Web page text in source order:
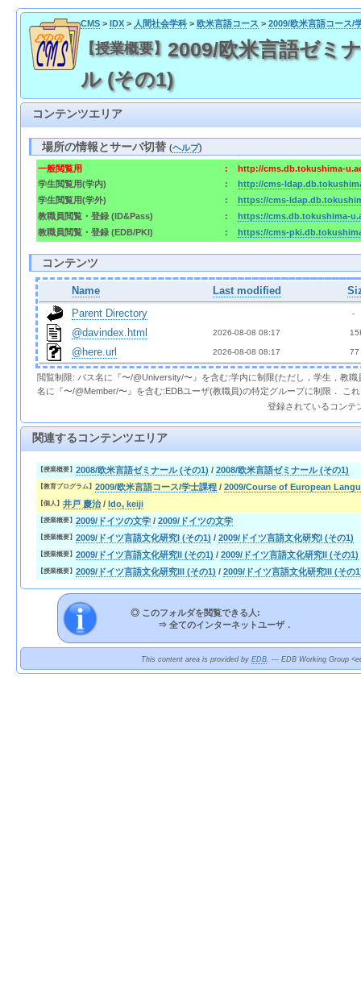
CMS> IDX> 人間社会学科> 欧米言語コース > 2009/欧米言語コース/
【授業概要】 2009/欧米言語ゼミ
ル (その1)
コンテンツエリア
場所の情報とサーバ切替(ヘルプ)
一般閲覧用 :
http://cms.db.tokushima-
学生閲覧用(学内)
:
http://cms-
学生閲覧用(学外)
:
https://cms-
教職員閲覧・登録 (ID&Pass)
:
https://cms.db.tokushima-
教職員閲覧・登録 (EDB/PKI)
: https://cms-
コンテンツ
Name Last modified
Parent Directory
  -
@davindex.html 2026-08-08 08:17
@here.url 2026-08-08 08:17 77
閲覧制限: パス名に『〜/@University/〜』を含む:学内に制限(ただし，学生，教
名に『〜/@Member/〜』を含む:EDBユーザ(教職員)の特定グループに制限． こ
登録されているコンテ
関連するコンテンツエリア
【授業概要】 2008/欧米言語ゼミナール (その1) / 2008/欧米言語ゼミナール (その1)
【教育プログラム】 2009/欧米言語コース/学士課程 / 2009/Course of European
【個人】 井戸 慶治/ Ido, keiji
【授業概要】 2009/ドイツの文学 / 2009/ドイツの文学
【授業概要】 2009/ドイツ言語文化研究I (その1) / 2009/ドイツ言語文化研究I (その1)
【授業概要】 2009/ドイツ言語文化研究II (その1) / 2009/ドイツ言語文化研究II (その1)
【授業概要】 2009/ドイツ言語文化研究III (その1) / 2009/ドイツ言語文化研究III (その
◎ このフォルダを閲覧できる人:
⇒ 全てのインターネットユーザ．
This content area is provided by EDB. --- EDB Working Group